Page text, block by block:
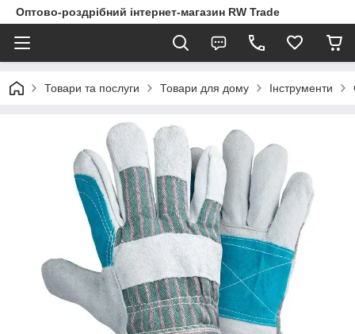
Оптово-роздрібний інтернет-магазин RW Trade
Товари та послуги Товари для дому Інструменти